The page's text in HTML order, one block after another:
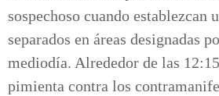
sospechoso cuando
separados en áreas designadas
mediodía. Alrededor de las
pimienta contra los